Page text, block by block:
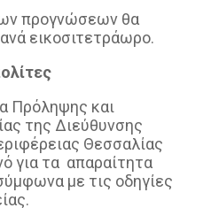
προγνώσεων θα
εικοσιτετράωρο.
Πρόληψης και
της Διεύθυνσης
Θεσσαλίας
για τα απαραίτητα
με τις οδηγίες